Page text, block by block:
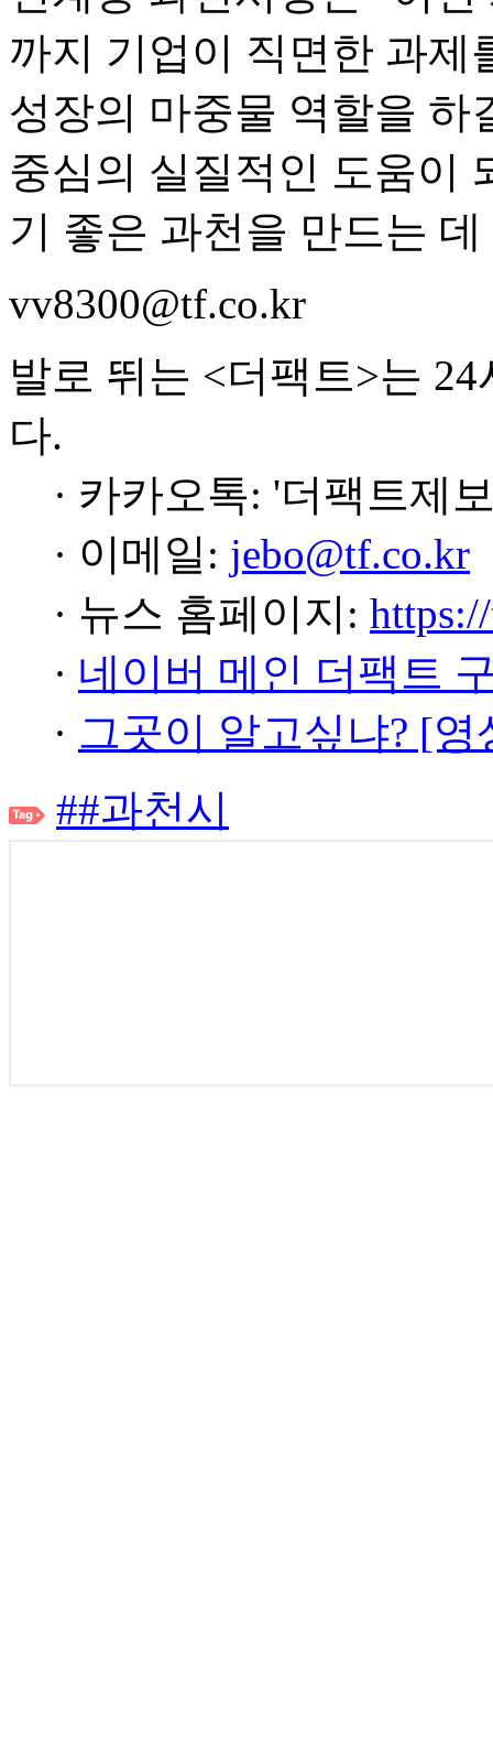
까지 기업이 직면한 과제
성장의 마중물 역할을
중심의 실질적인 도움이
기 좋은 과천을 만드는
vv8300@tf.co.kr
발로 뛰는 <더팩트>는
다.
· 카카오톡: '더팩트제
· 이메일: jebo@tf.co.kr
· 뉴스 홈페이지:
· 네이버 메인 더팩트
· 그곳이 알고싶냐? [
##과천시